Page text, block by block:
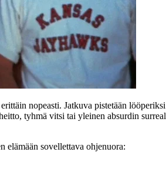
nopeasti. Jatkuva pistetään
tyhmä vitsi tai yleinen absurdin
elämään sovellettava ohjenuora: